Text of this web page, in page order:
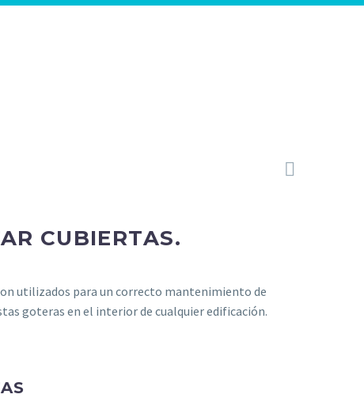

CUBIERTAS.
utilizados para un correcto mantenimiento de
goteras en el interior de cualquier edificación.